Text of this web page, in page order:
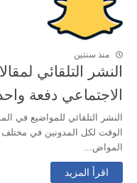
منذ سنتين
النشر التلقائي
الاجتماعي دفعة
النشر التلقائي للمواضيع في
الوقت لكل المدونين في
المواض...
اقرأ المزيد